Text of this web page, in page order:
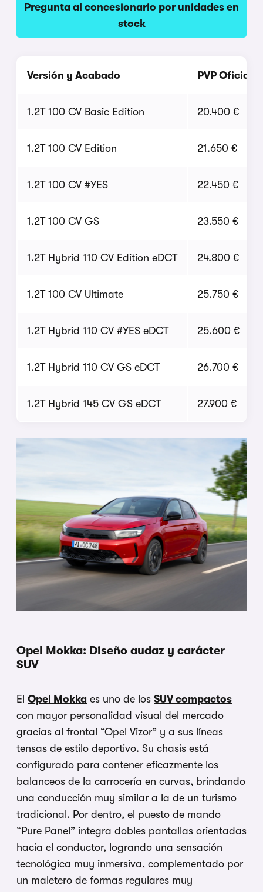
Pregunta al concesionario por unidades en
stock
Versión y Acabado PVP Oficial
1.2T 100 CV Basic Edition 20.400 €
1.2T 100 CV Edition 21.650 €
1.2T 100 CV #YES 22.450 €
1.2T 100 CV GS 23.550 €
1.2T Hybrid 110 CV Edition eDCT 24.800 €
1.2T 100 CV Ultimate 25.750 €
1.2T Hybrid 110 CV #YES eDCT 25.600 €
1.2T Hybrid 110 CV GS eDCT 26.700 €
1.2T Hybrid 145 CV GS eDCT 27.900 €
Opel Mokka: Diseño audaz y carácter
SUV
El Opel Mokka es uno de los SUV compactos
con mayor personalidad visual del mercado
gracias al frontal “Opel Vizor” y a sus líneas
tensas de estilo deportivo. Su chasis está
configurado para contener eficazmente los
balanceos de la carrocería en curvas, brindando
una conducción muy similar a la de un turismo
tradicional. Por dentro, el puesto de mando
“Pure Panel” integra dobles pantallas orientadas
hacia el conductor, logrando una sensación
tecnológica muy inmersiva, complementado por
un maletero de formas regulares muy